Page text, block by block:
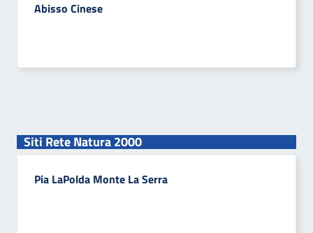
Abisso Cinese
Siti Rete Natura 2000
Pia LaPolda Monte La Serra